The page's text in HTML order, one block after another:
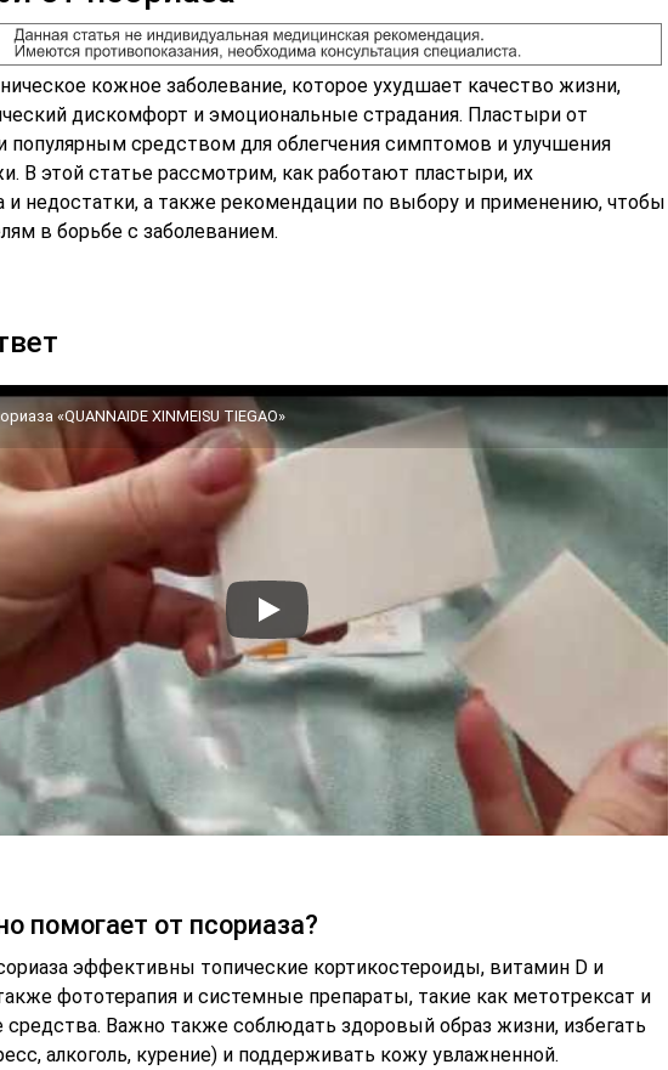
кожное заболевание, которое ухудшает качество жизни,
дискомфорт и эмоциональные страдания. Пластыри от
популярным средством для облегчения симптомов и улучшения
В этой статье рассмотрим, как работают пластыри, их
и недостатки, а также рекомендации по выбору и применению, чтобы
в борьбе с заболеванием.
«QUANNAIDE XINMEISU TIEGAO»
помогает от псориаза?
эффективны топические кортикостероиды, витамин D и
фототерапия и системные препараты, такие как метотрексат и
средства. Важно также соблюдать здоровый образ жизни, избегать
алкоголь, курение) и поддерживать кожу увлажненной.